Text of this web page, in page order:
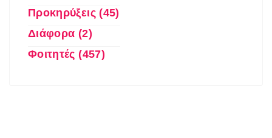
Προκηρύξεις (45)
Διάφορα (2)
Φοιτητές (457)